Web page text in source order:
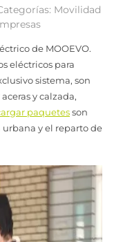
Movilidad
de MOOEVO.
eléctricos para
sistema, son
y calzada,
paquetesson
y el reparto de